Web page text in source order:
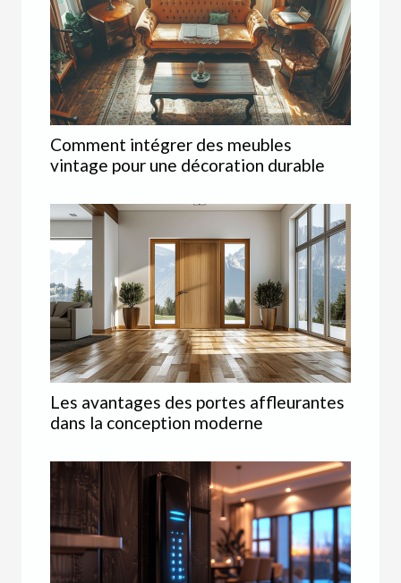
Comment intégrer des meubles
vintage pour une décoration durable
Les avantages des portes affleurantes
dans la conception moderne